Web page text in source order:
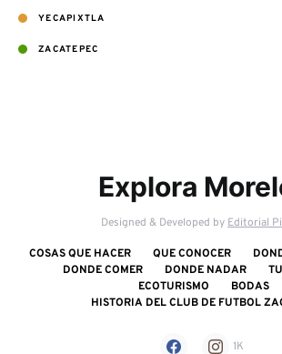
YECAPIXTLA
ZACATEPEC
Explora
Designed & Developed by Editorial
1K
COSAS QUE HACER QUE CONOCER
DONDE COMER
DONDE NADAR
ECOTURISMO
BODAS
HISTORIA DEL CLUB DE FUTBOL